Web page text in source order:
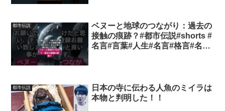
都市伝説
ベヌーと地球のつながり：過去の
接触の痕跡？#都市伝説#shorts #
名言#言葉#人生#名言#格言#名言
都市伝説
日本の寺に伝わる人魚のミイラは
本物と判明した！！